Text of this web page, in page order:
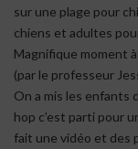
sur une plage pour
chiens et adultes
Magnifique moment
(par le professeur
On a mis les enfants
hop c’est parti pour
fait une vidéo et des